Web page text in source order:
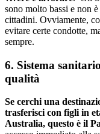
sono molto bassi e non
cittadini. Ovviamente,
evitare certe condotte,
sempre.
6. Sistema
qualità
Se cerchi una
trasferisci con figli in
Australia, questo è il